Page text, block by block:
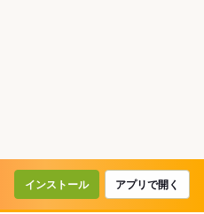
インストール アプリで開く